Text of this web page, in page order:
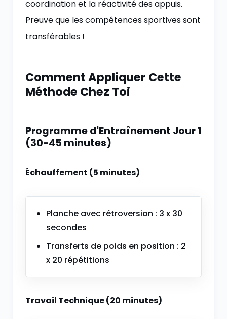
coordination et la réactivité des appuis.
Preuve que les compétences sportives sont
transférables !
Comment Appliquer Cette
Méthode Chez Toi
Programme d'Entraînement Jour 1
(30-45 minutes)
Échauffement (5 minutes)
Planche avec rétroversion : 3 x 30
secondes
Transferts de poids en position : 2
x 20 répétitions
Travail Technique (20 minutes)